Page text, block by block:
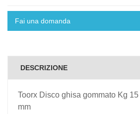
Fai una domanda
DESCRIZIONE
Toorx Disco ghisa gommato Kg 15
mm